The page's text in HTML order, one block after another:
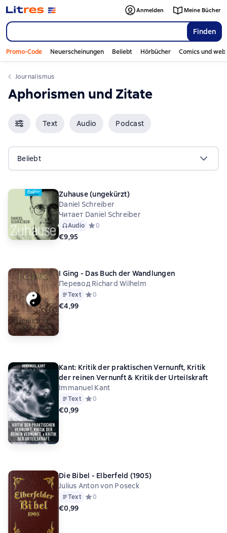
Finden
Anmelden Meine Bücher
Promo-Code Neuerscheinungen Beliebt Hörbücher Comics und
Journalismus
Aphorismen und Zitate
Text Audio Podcast
Beliebt
Zuhause (ungekürzt)
Daniel Schreiber
Читает Daniel Schreiber
Audio Средний рейтинг 0 на основе 0 оценок
0
€9,95
I Ging - Das Buch der Wandlungen
Перевод Richard Wilhelm
Text Средний рейтинг 0 на основе 0 оценок
0
€4,99
Kant: Kritik der praktischen Vernunft, Kritik
der reinen Vernunft & Kritik der Urteilskraft
Immanuel Kant
Text Средний рейтинг 0 на основе 0 оценок
0
€0,99
Die Bibel - Elberfeld (1905)
Julius Anton von Poseck
Text Средний рейтинг 0 на основе 0 оценок
0
€0,99